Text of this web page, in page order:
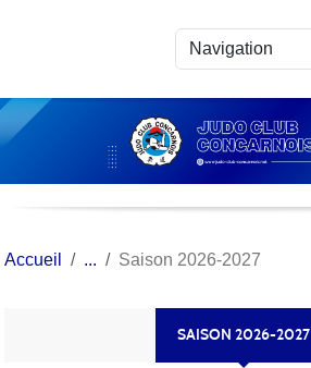
Accueil Saison 2026-2027
SAISON 2026-2027